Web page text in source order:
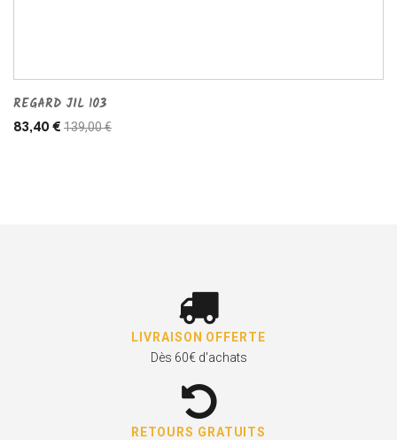
REGARD JIL 103
83,40 € 139,00 €
LIVRAISON OFFERTE
Dès 60€ d'achats
RETOURS GRATUITS